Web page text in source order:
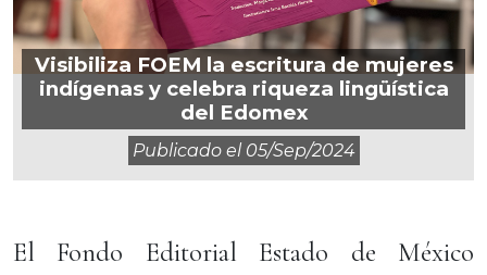
Visibiliza FOEM la escritura de mujeres
indígenas y celebra riqueza lingüística
del Edomex
Publicado el 05/sep/2024
El Fondo Editorial Estado de México